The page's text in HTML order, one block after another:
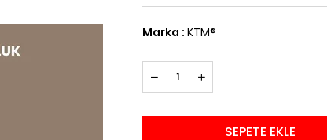
Marka : KTM®